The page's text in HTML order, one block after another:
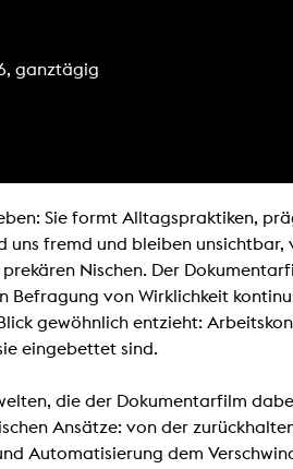
ganztägig
Sie formt Alltagspraktiken,
fremd und bleiben
Nischen. Der
Befragung von Wirklichkeit
gewöhnlich entzieht:
eingebettet sind.
die der Dokumentarfilm
Ansätze: von der
Automatisierung dem
shelf
Equal
Useful help /
Sponsorship Award for
Studying with
Friends of the KHM
Partner